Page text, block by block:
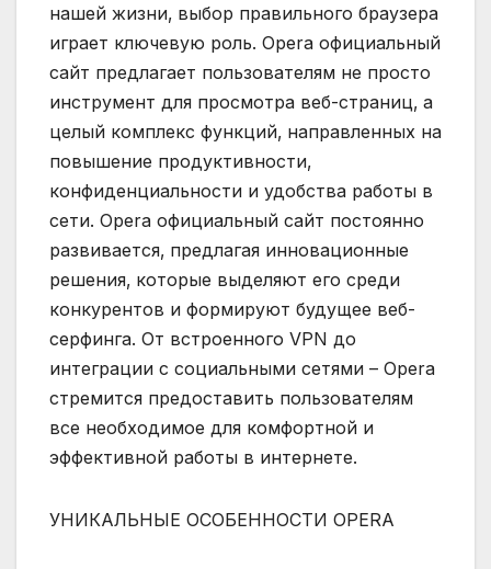
нашей жизни‚ выбор правильного браузера
играет ключевую роль. Opera официальный
сайт предлагает пользователям не просто
инструмент для просмотра веб-страниц‚ а
целый комплекс функций‚ направленных на
повышение продуктивности‚
конфиденциальности и удобства работы в
сети. Opera официальный сайт постоянно
развивается‚ предлагая инновационные
решения‚ которые выделяют его среди
конкурентов и формируют будущее веб-
серфинга. От встроенного VPN до
интеграции с социальными сетями – Opera
стремится предоставить пользователям
все необходимое для комфортной и
эффективной работы в интернете.
УНИКАЛЬНЫЕ ОСОБЕННОСТИ OPERA